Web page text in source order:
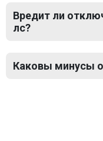
Вредит ли
лс?
Каковы минусы